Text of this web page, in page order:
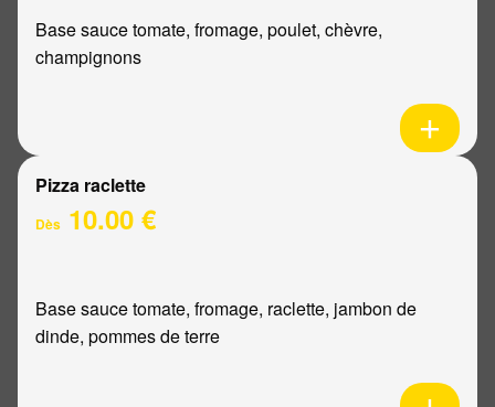
Base sauce tomate, fromage, poulet, chèvre,
champignons
Pizza raclette
Dès 10.00 €
Base sauce tomate, fromage, raclette, jambon de
dinde, pommes de terre